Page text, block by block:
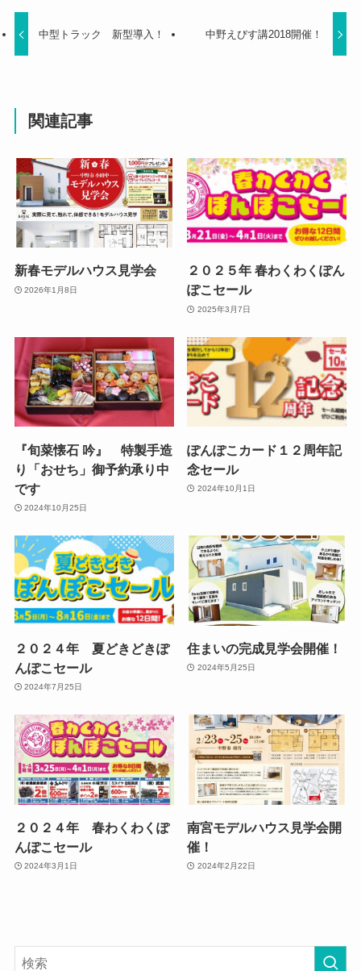
中型トラック 新型導入！ 中野えびす講2018開催！
関連記事
新春モデルハウス見学会
2026年1月8日
２０２５年 春わくわくぽん
ぽこセール
2025年3月7日
『旬菜懐石 吟』 特製手造
り「おせち」御予約承り中
です
2024年10月25日
ぽんぽこカード１２周年記
念セール
2024年10月1日
２０２４年 夏どきどきぽ
んぽこセール
2024年7月25日
住まいの完成見学会開催！
2024年5月25日
２０２４年 春わくわくぽ
んぽこセール
2024年3月1日
南宮モデルハウス見学会開
催！
2024年2月22日